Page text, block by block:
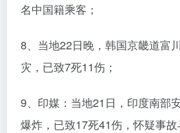
名中国籍乘客；
8、当地22日晚，韩国京畿道富
灾，已致7死11伤；
9、印媒：当地21日，印度南部
爆炸，已致17死41伤，怀疑事